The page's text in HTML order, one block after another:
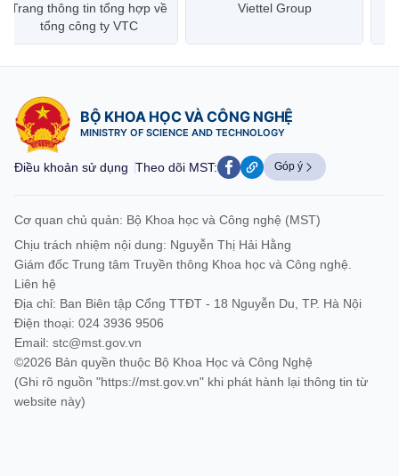
Trang thông tin tổng hợp về
tổng công ty VTC
Viettel Group
BỘ KHOA HỌC VÀ CÔNG NGHỆ
MINISTRY OF SCIENCE AND TECHNOLOGY
Điều khoản sử dụng Theo dõi MST: Góp ý
Cơ quan chủ quản: Bộ Khoa học và Công nghệ (MST)
Chịu trách nhiệm nội dung: Nguyễn Thị Hải Hằng
Giám đốc Trung tâm Truyền thông Khoa học và Công nghệ.
Liên hệ
Địa chỉ: Ban Biên tập Cổng TTĐT - 18 Nguyễn Du, TP. Hà Nội
Điện thoại: 024 3936 9506
Email: stc@mst.gov.vn
©2026 Bản quyền thuộc Bộ Khoa Học và Công Nghệ
(Ghi rõ nguồn "https://mst.gov.vn" khi phát hành lại thông tin từ
website này)